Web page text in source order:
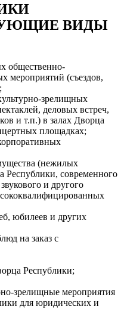
ВИДЫ
общественно-
мероприятий (съездов,
зрелищных
деловых встреч,
и т.п.) в залах Дворца
площадках;
(нежилых
современного
и другого
юбилеев и других
на заказ с
Республики;
зрелищные мероприятия
для юридических и